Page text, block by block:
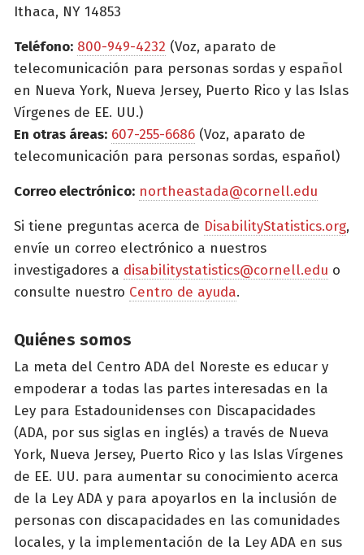
Ithaca, NY 14853
Teléfono: 800-949-4232 (Voz, aparato de
telecomunicación para personas sordas y español
en Nueva York, Nueva Jersey, Puerto Rico y las Islas
Vírgenes de EE. UU.)
En otras áreas: 607-255-6686 (Voz, aparato de
telecomunicación para personas sordas, español)
Correo electrónico: northeastada@cornell.edu
Si tiene preguntas acerca de DisabilityStatistics.org,
envíe un correo electrónico a nuestros
investigadores a disabilitystatistics@cornell.edu o
consulte nuestro Centro de ayuda.
Quiénes somos
La meta del Centro ADA del Noreste es educar y
empoderar a todas las partes interesadas en la
Ley para Estadounidenses con Discapacidades
(ADA, por sus siglas en inglés) a través de Nueva
York, Nueva Jersey, Puerto Rico y las Islas Vírgenes
de EE. UU. para aumentar su conocimiento acerca
de la Ley ADA y para apoyarlos en la inclusión de
personas con discapacidades en las comunidades
locales, y la implementación de la Ley ADA en sus